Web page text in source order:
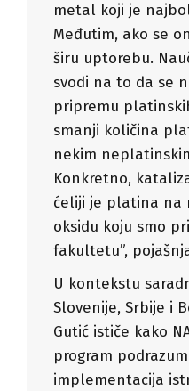
metal koji je
Međutim, ako se
širu uptorebu.
svodi na to da se
pripremu
smanji količina
nekim
Konkretno,
ćeliji je platina na
oksidu koju smo
fakultetu”,
U kontekstu
Slovenije, Srbije i
Gutić ističe kako
program
implementacija